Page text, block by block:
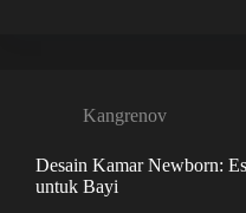
Kangrenov
Desain Kamar Newborn:
untuk Bayi